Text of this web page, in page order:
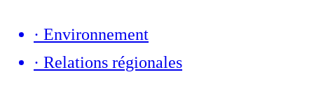
· Environnement
· Relations régionales